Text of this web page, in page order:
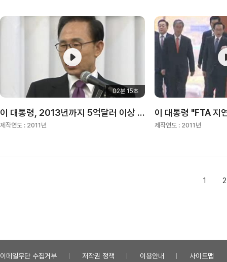
02분 15초
이 대통령, 2013년까지 5억달러 이상 원조
제작연도 : 2011년 제작연도 : 2011년
1 2
이메일무단 수집거부 저작권 정책 이용안내 사이트맵